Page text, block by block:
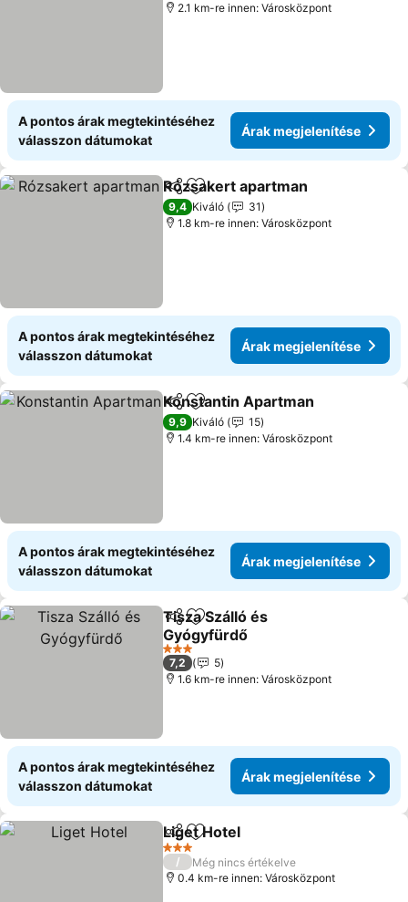
2.1 km-re innen: Városközpont
A pontos árak megtekintéséhez
válasszon dátumokat
Árak megjelenítése
Megosztás
Hozzáadás a kedvencekhez
Rózsakert apartman
9,4 Kiváló
31
1.8 km-re innen: Városközpont
A pontos árak megtekintéséhez
válasszon dátumokat
Árak megjelenítése
Megosztás
Hozzáadás a kedvencekhez
Konstantin Apartman
9,9 Kiváló
15
1.4 km-re innen: Városközpont
A pontos árak megtekintéséhez
válasszon dátumokat
Árak megjelenítése
Megosztás
Hozzáadás a kedvencekhez
Tisza Szálló és
Gyógyfürdő
Árak megjelenítése
3 Kategória
7,2
5
1.6 km-re innen: Városközpont
A pontos árak megtekintéséhez
válasszon dátumokat
Árak megjelenítése
Megosztás
Hozzáadás a kedvencekhez
Liget Hotel
3 Kategória
/
Még nincs értékelve
0.4 km-re innen: Városközpont